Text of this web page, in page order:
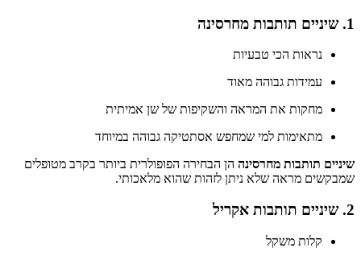
1. שיניים תותבות מחרסינה
נראות הכי טבעיות
עמידות גבוהה מאוד
מחקות את המראה והשקיפות של שן אמיתית
מתאימות למי שמחפש אסתטיקה גבוהה במיוחד
שיניים תותבות מחרסינה הן הבחירה הפופולרית ביותר בקרב מטופלים
שמבקשים מראה שלא ניתן לזהות שהוא מלאכותי.
2. שיניים תותבות אקריל
קלות משקל